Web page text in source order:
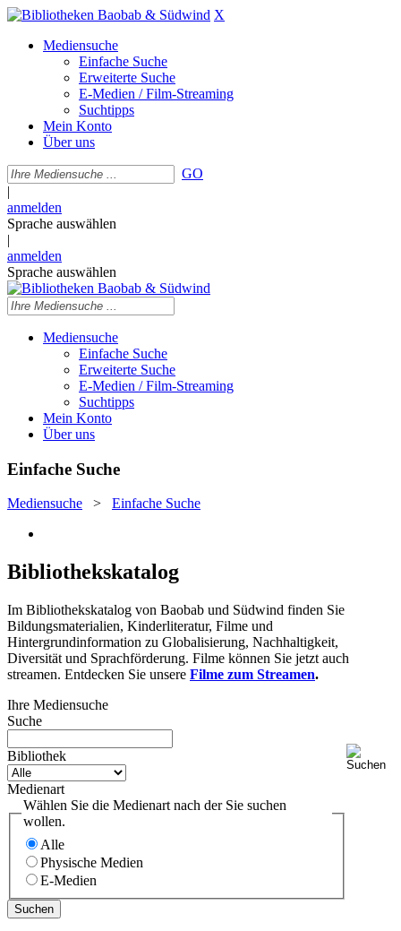
X
Mediensuche
Einfache Suche
Erweiterte Suche
E-Medien / Film-Streaming
Suchtipps
Mein Konto
Über uns
GO
|
anmelden
Sprache auswählen
|
anmelden
Sprache auswählen
Mediensuche
Einfache Suche
Erweiterte Suche
E-Medien / Film-Streaming
Suchtipps
Mein Konto
Über uns
Einfache Suche
Mediensuche > Einfache Suche
Bibliothekskatalog
Im Bibliothekskatalog von Baobab und Südwind finden Sie
Bildungsmaterialien, Kinderliteratur, Filme und
Hintergrundinformation zu Globalisierung, Nachhaltigkeit,
Diversität und Sprachförderung. Filme können Sie jetzt auch
streamen. Entdecken Sie unsere Filme zum Streamen.
Ihre Mediensuche
Suche
Bibliothek
Medienart
Wählen Sie die Medienart nach der Sie suchen
wollen.
Alle
Physische Medien
E-Medien